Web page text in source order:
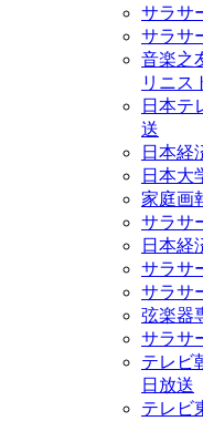
サラサ
サラサ
音楽之
リニス
日本テ
送
日本経
日本大
家庭画
サラサ
日本経
サラサ
サラサ
弦楽器
サラサ
テレビ
日放送
テレビ